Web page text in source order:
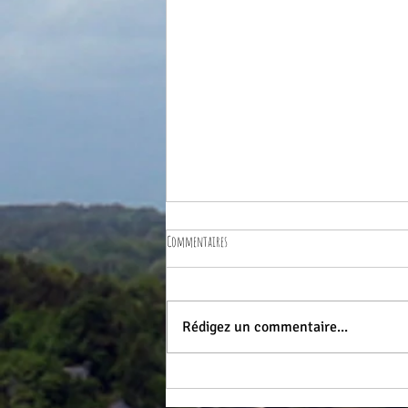
CINÉ AUBERGE DES PASSEURS
Commentaires
Rédigez un commentaire...